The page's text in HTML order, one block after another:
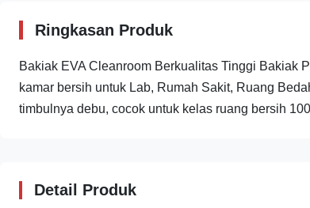
Ringkasan Produk
Bakiak EVA Cleanroom Berkualitas Tinggi Bakiak
kamar bersih untuk Lab, Rumah Sakit, Ruang
timbulnya debu, cocok untuk kelas ruang bersih
Detail Produk